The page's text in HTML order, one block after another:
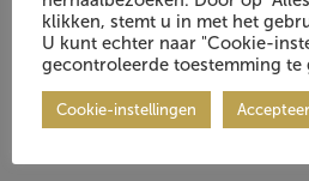
klikken, stemt u in met het
U kunt echter naar "Cookie-
gecontroleerde toestemming te
Cookie-instellingen